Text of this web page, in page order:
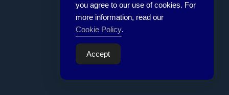
you agree to our use of cookies. For
more information, read our
Cookie Policy.
Accept